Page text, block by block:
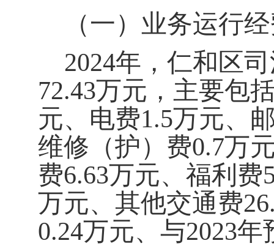
（一）业务运行
2024年， 仁和区
72.43万元，主要包
元、电费1.5万元、
维修（护）费0.7万
费6.63万元、福利费
万元、其他交通费
0.24万元、 与2023年